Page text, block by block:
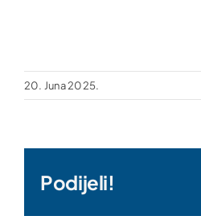
20. Juna 2025.
Podijeli!